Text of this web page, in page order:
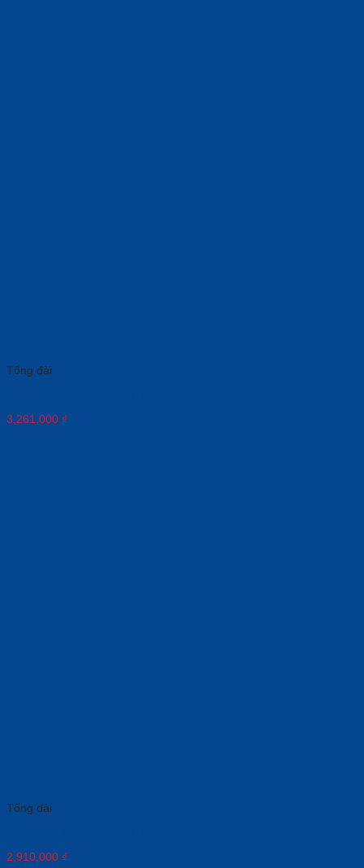
Tổng đài
3,261,000 ₫
Tổng đài
2,910,000 ₫